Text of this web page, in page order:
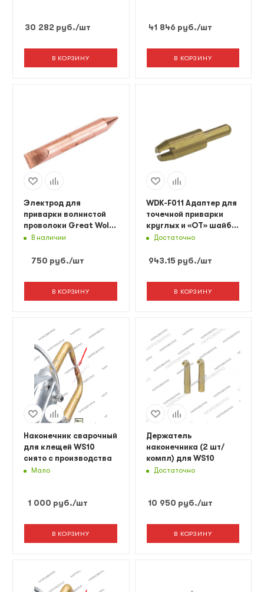
30 282 руб./шт
В КОРЗИНУ
41 846 руб./шт
В КОРЗИНУ
Электрод для
приварки волнистой
проволоки Great Wolf
GWR00011
В наличии
750 руб./шт
В КОРЗИНУ
WDK-F011 Адаптер для
точечной приварки
круглых и «ОТ» шайб
F017, F030
Достаточно
943.15 руб./шт
В КОРЗИНУ
Наконечник сварочный
для клещей WS10
снято с производства
Мало
1 000 руб./шт
В КОРЗИНУ
Держатель
наконечника (2 шт/
компл) для WS10
Достаточно
10 950 руб./шт
В КОРЗИНУ